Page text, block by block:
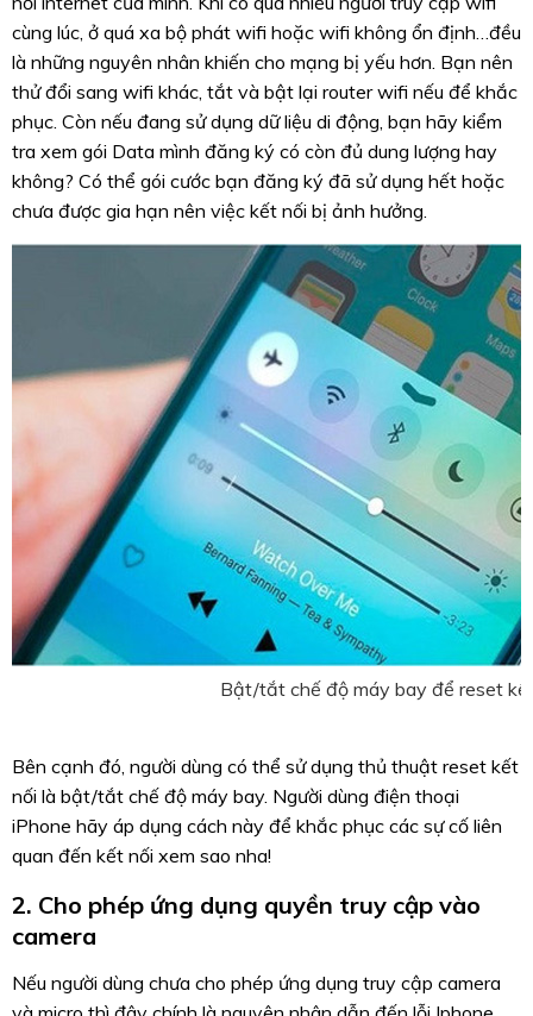
cùng lúc, ở quá xa bộ phát wifi hoặc wifi không ổn định…đều
là những nguyên nhân khiến cho mạng bị yếu hơn. Bạn nên
thử đổi sang wifi khác, tắt và bật lại router wifi nếu để khắc
phục. Còn nếu đang sử dụng dữ liệu di động, bạn hãy kiểm
tra xem gói Data mình đăng ký có còn đủ dung lượng hay
không? Có thể gói cước bạn đăng ký đã sử dụng hết hoặc
chưa được gia hạn nên việc kết nối bị ảnh hưởng.
Bật/tắt chế độ máy bay để reset
Bên cạnh đó, người dùng có thể sử dụng thủ thuật reset kết
nối là bật/tắt chế độ máy bay. Người dùng điện thoại
iPhone hãy áp dụng cách này để khắc phục các sự cố liên
quan đến kết nối xem sao nha!
2. Cho phép ứng dụng quyền truy cập vào
camera
Nếu người dùng chưa cho phép ứng dụng truy cập camera